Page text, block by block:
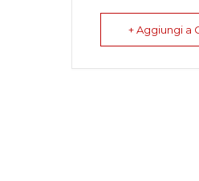
+ Aggiungi a